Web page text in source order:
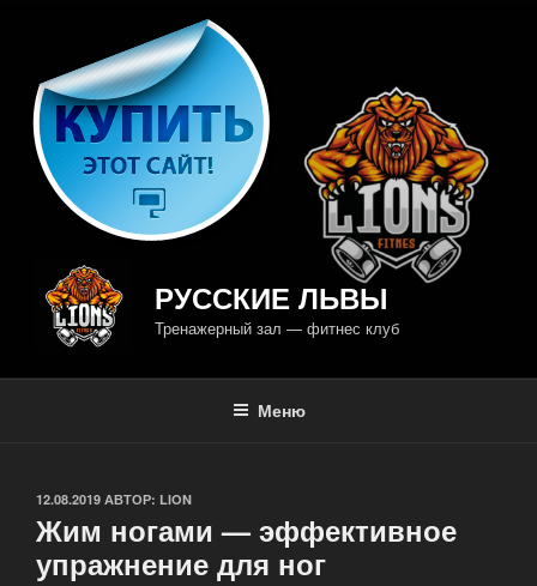
содержимому
РУССКИЕ ЛЬВЫ
Тренажерный зал — фитнес клуб
Меню
ОПУБЛИКОВАНО
12.08.2019 АВТОР: LION
Жим ногами — эффективное
упражнение для ног